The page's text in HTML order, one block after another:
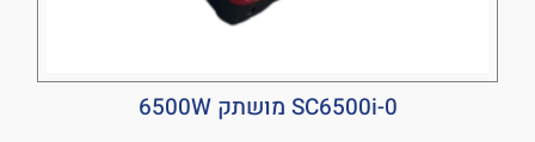
SC6500i-0 מושתק 6500W